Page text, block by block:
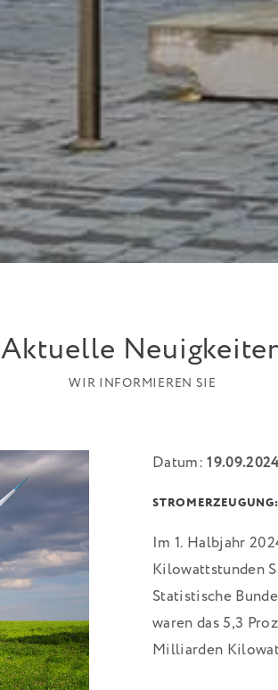
Aktuelle
WIR INFORMIEREN SIE
Datum:
Im 1. Halbjahr
Kilowattstunden
Statistische
waren das 5,3
Milliarden